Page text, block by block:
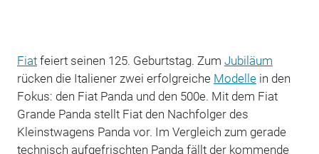
Fiatfeiert seinen 125. Geburtstag. Zum Jubiläum
rücken die Italiener zwei erfolgreiche Modellein den
Fokus: den Fiat Panda und den 500e. Mit dem Fiat
Grande Panda stellt Fiat den Nachfolger des
Kleinstwagens Panda vor. Im Vergleich zum gerade
technisch aufgefrischten Panda fällt der kommende